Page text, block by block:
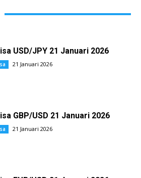
USD/JPY 21 Januari 2026
21 Januari 2026
GBP/USD 21 Januari 2026
21 Januari 2026